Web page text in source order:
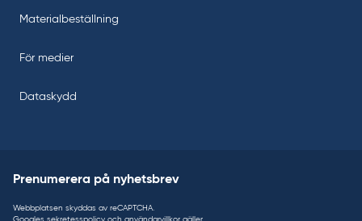
Materialbeställning
För medier
Dataskydd
Prenumerera på nyhetsbrev
Webbplatsen skyddas av reCAPTCHA.
Googles sekretesspolicy och användarvillkor gäller.